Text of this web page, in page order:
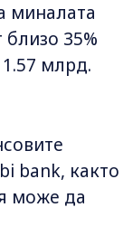
миналата
близо 35%
млрд.
bank, както
може да